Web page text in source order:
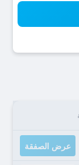
عرض الصفقة